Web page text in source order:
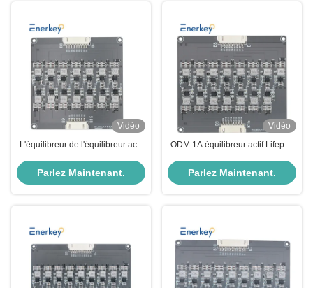
Vidéo
L'équilibreur de l'équilibreur actif
Battery Pack pour aspirateur
Parlez Maintenant.
Vidéo
ODM 1A équilibreur actif Lifepo4
de batterie
Parlez Maintenant.